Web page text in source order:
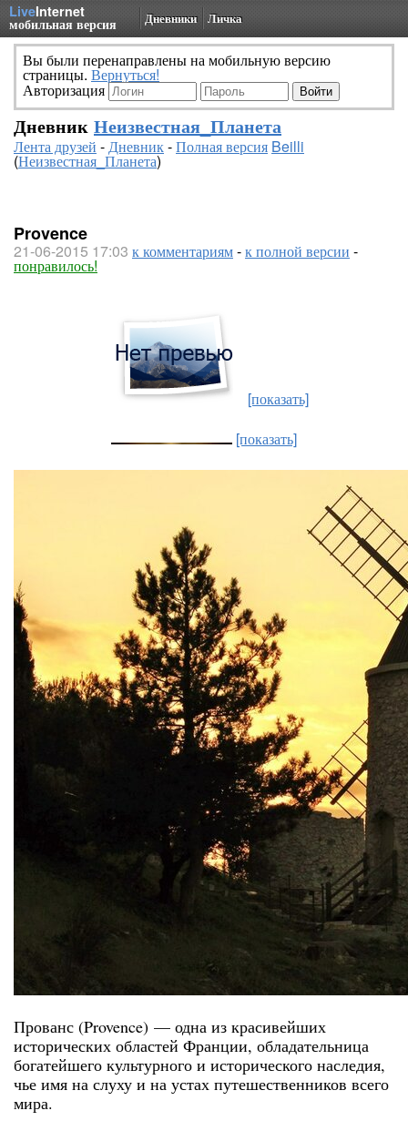
LiveInternet
мобильная версия Дневники Личка
Вы были перенаправлены на мобильную версию
страницы. Вернуться!
Авторизация
Дневник Неизвестная_Планета
Лента друзей -Дневник-Полная версия Beilli
(Неизвестная_Планета)
Provence
21-06-2015 17:03 к комментариям-к полной версии -
понравилось!
[показать]
[показать]
Прованс (Provence) — одна из красивейших
исторических областей Франции, обладательница
богатейшего культурного и исторического наследия,
чье имя на слуху и на устах путешественников всего
мира.